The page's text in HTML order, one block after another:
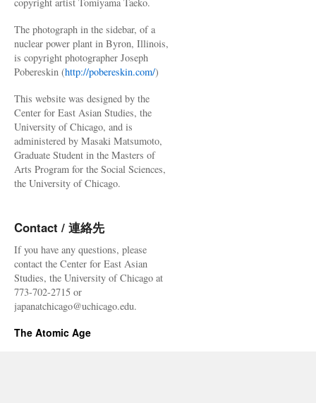
The photograph in the sidebar, of a
nuclear power plant in Byron, Illinois,
is copyright photographer Joseph
Pobereskin (http://pobereskin.com/)
This website was designed by the
Center for East Asian Studies, the
University of Chicago, and is
administered by Masaki Matsumoto,
Graduate Student in the Masters of
Arts Program for the Social Sciences,
the University of Chicago.
Contact / 連絡先
If you have any questions, please
contact the Center for East Asian
Studies, the University of Chicago at
773-702-2715 or
japanatchicago@uchicago.edu.
The Atomic Age